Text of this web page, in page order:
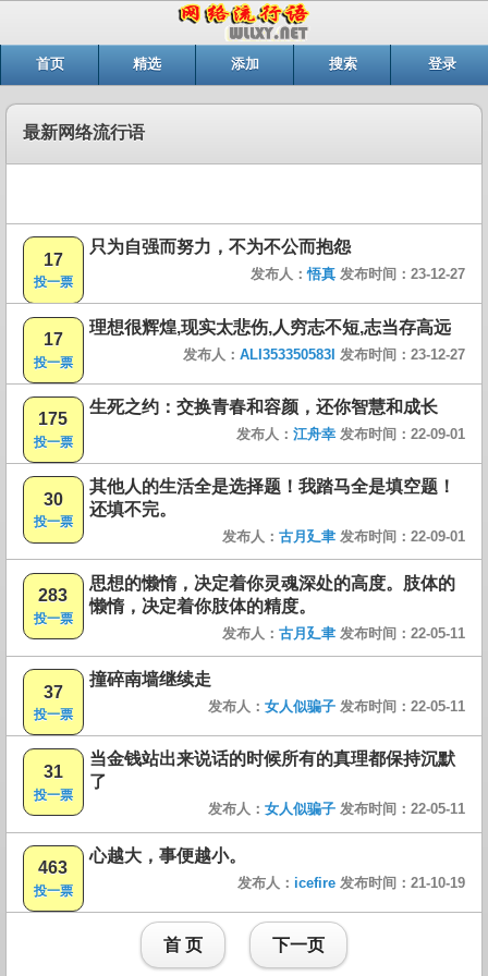
首页 精选 添加 搜索 登录
最新网络流行语
17
投一票
只为自强而努力，不为不公而抱怨
发布人：悟真 发布时间：23-12-27
17
投一票
理想很辉煌,现实太悲伤,人穷志不短,志当存高远
发布人： ALI353350583I 发布时间：23-12-27
175
投一票
生死之约：交换青春和容颜，还你智慧和成长
发布人： 江舟幸 发布时间：22-09-01
30
投一票
其他人的生活全是选择题！我踏马全是填空题！
还填不完。
发布人： 古月廴聿 发布时间：22-09-01
283
投一票
思想的懒惰，决定着你灵魂深处的高度。肢体的
懒惰，决定着你肢体的精度。
发布人： 古月廴聿 发布时间：22-05-11
37
投一票
撞碎南墙继续走
发布人： 女人似骗子 发布时间：22-05-11
31
投一票
当金钱站出来说话的时候所有的真理都保持沉默
了
发布人： 女人似骗子 发布时间：22-05-11
463
投一票
心越大，事便越小。
发布人： icefire 发布时间：21-10-19
首 页 下一页